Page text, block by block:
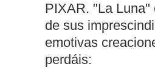
PIXAR. "La Luna"
de sus
emotivas
perdáis: